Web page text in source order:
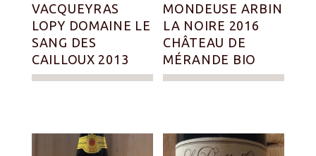
VACQUEYRAS
LOPY DOMAINE LE
SANG DES
CAILLOUX 2013
MONDEUSE ARBIN
LA NOIRE 2016
CHÂTEAU DE
MÉRANDE BIO